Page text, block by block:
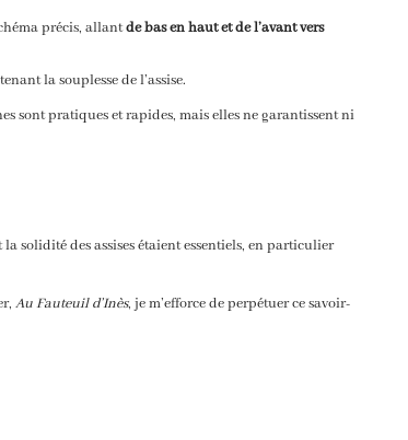
précis, allantde bas en haut et de l’avant vers
la souplesse de l’assise.
sont pratiques et rapides, mais elles ne garantissent ni
solidité des assises étaient essentiels, en particulier
Au Fauteuil d’Inès, je m’efforce de perpétuer ce savoir-